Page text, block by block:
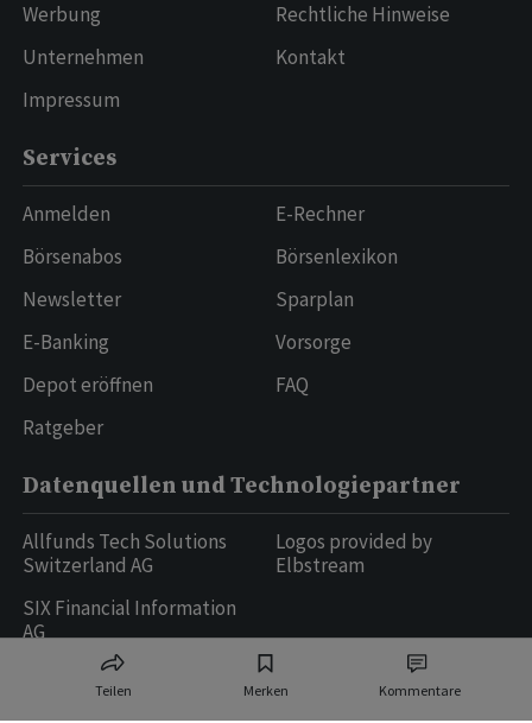
Teilen Merken Kommentare
Werbung
Unternehmen
Impressum
Rechtliche Hinweise
Kontakt
Services
Anmelden
Börsenabos
Newsletter
E-Banking
Depot eröffnen
Ratgeber
E-Rechner
Börsenlexikon
Sparplan
Vorsorge
FAQ
Datenquellen und Technologiepartner
Allfunds Tech Solutions
Switzerland AG
SIX Financial Information
AG
Logos provided by
Elbstream